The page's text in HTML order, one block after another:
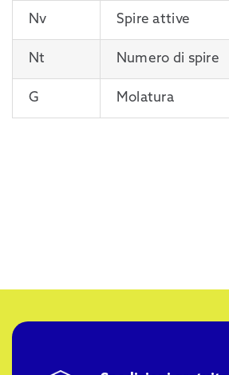
Nv Spire attive
Nt Numero di spire
G Molatura